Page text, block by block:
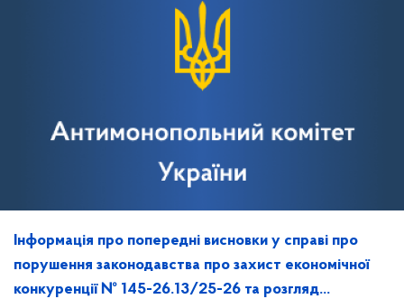
Інформація про попередні висновки у справі про
порушення законодавства про захист економічної
конкуренції № 145-26.13/25-26 та розгляд